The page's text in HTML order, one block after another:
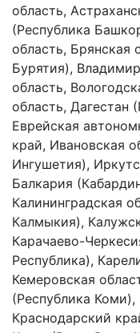
область,
(Республика
область, Брянская
Бурятия),
область,
область, Дагестан
Еврейская
край, Ивановская
Ингушетия),
Балкария
Калининградская
Калмыкия),
Карачаево-
Республика),
Кемеровская
(Республика Коми),
Краснодарский